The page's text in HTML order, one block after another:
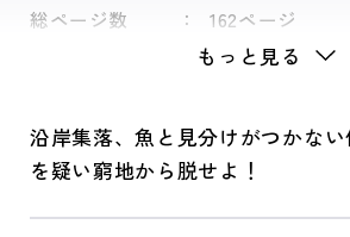
総ページ数 162ページ
もっと見る
沿岸集落、魚と見分けがつかな
を疑い窮地から脱せよ！